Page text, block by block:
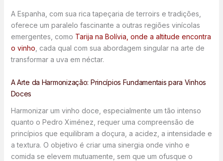
A Espanha, com sua rica tapeçaria de terroirs e tradições,
oferece um paralelo fascinante a outras regiões vinícolas
emergentes, como Tarija na Bolívia, onde a altitude encontra
o vinho , cada qual com sua abordagem singular na arte de
transformar a uva em néctar.
A Arte da Harmonização: Princípios Fundamentais para Vinhos
Doces
Harmonizar um vinho doce, especialmente um tão intenso
quanto o Pedro Ximénez, requer uma compreensão de
princípios que equilibram a doçura, a acidez, a intensidade e
a textura. O objetivo é criar uma sinergia onde vinho e
comida se elevem mutuamente, sem que um ofusque o